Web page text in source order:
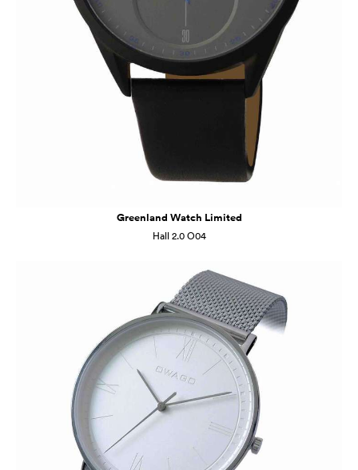
Greenland Watch Limited
Hall 2.0 O04